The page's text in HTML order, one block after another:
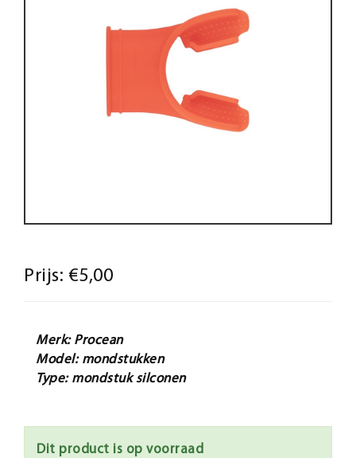
Prijs: €5,00
Merk: Procean
Model: mondstukken
Type: mondstuk silconen
Dit product is op voorraad